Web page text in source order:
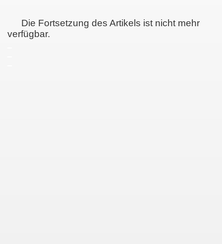
Die Fortsetzung des Artikels ist nicht mehr
verfügbar.